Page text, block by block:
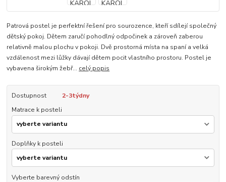
Patrová postel je perfektní řešení pro sourozence, kteří sdílejí společný
dětský pokoj. Dětem zaručí pohodlný odpočinek a zároveň zaberou
relativně malou plochu v pokoji. Dvě prostorná místa na spaní a velká
vzdálenost mezi lůžky dávají dětem pocit vlastního prostoru. Postel je
vybavena širokým žebř... celý popis
Dostupnost
2-3týdny
Matrace k posteli
Doplňky k posteli
Vyberte barevný odstín